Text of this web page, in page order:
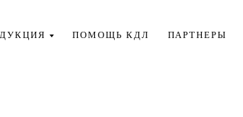
ПОМОЩЬ КДЛ ПАРТНЕРЫ